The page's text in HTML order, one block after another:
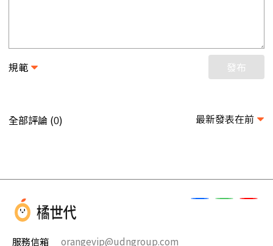
規範 發布
全部評論 (0) 最新發表在前
服務信箱 orangevip@udngroup.com